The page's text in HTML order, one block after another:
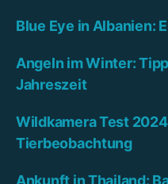
Blue Eye in Albanien:
Angeln im Winter:
Jahreszeit
Wildkamera Test
Tierbeobachtung